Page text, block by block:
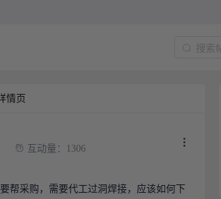
情页
互动量：1306
帮采购，需要代工过洞焊接，应该如何下